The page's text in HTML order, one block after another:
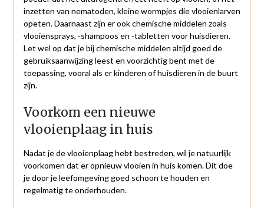
inzetten van nematoden, kleine wormpjes die vlooienlarven
opeten. Daarnaast zijn er ook chemische middelen zoals
vlooiensprays, -shampoos en -tabletten voor huisdieren.
Let wel op dat je bij chemische middelen altijd goed de
gebruiksaanwijzing leest en voorzichtig bent met de
toepassing, vooral als er kinderen of huisdieren in de buurt
zijn.
Voorkom een nieuwe
vlooienplaag in huis
Nadat je de vlooienplaag hebt bestreden, wil je natuurlijk
voorkomen dat er opnieuw vlooien in huis komen. Dit doe
je door je leefomgeving goed schoon te houden en
regelmatig te onderhouden.